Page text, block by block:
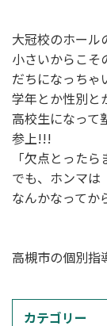
大冠校のホール
小さいからこそ
だちになっちゃ
学年とか性別
高校生になって
参上!!!
「欠点とった
でも、ホンマは
なんかなってか
高槻市の個別
カテゴリー